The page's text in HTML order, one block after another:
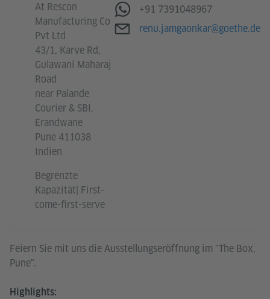
Feiern Sie mit uns die Ausstellungseröffnung im "The Box,
Pune".
Highlights:
At Rescon
Manufacturing Co
Pvt Ltd
43/1, Karve Rd,
Gulawani Maharaj
Road
near Palande
Courier & SBI,
Erandwane
Pune 411038
Indien
Begrenzte
Kapazität| First-
come-first-serve
WhatsApp
+91 7391048967
E-Mail
renu.jamgaonkar@goethe.de